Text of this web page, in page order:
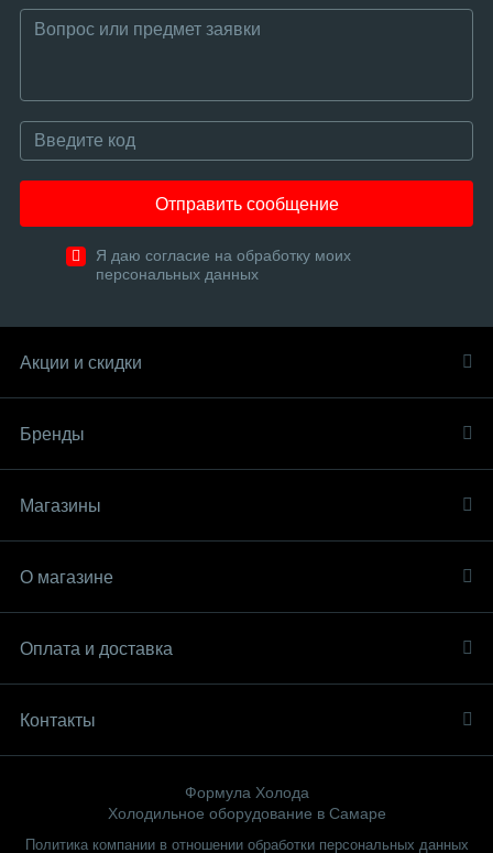
Отправить сообщение
Я даю согласие на обработку моих
персональных данных
Акции и скидки
Бренды
Магазины
О магазине
Оплата и доставка
Контакты
Формула Холода
Холодильное оборудование в Самаре
Политика компании в отношении обработки персональных данных